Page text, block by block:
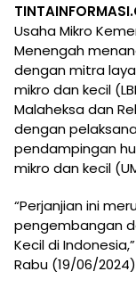
Usaha Mikro
Menengah
dengan mitra
mikro dan kecil
Malaheksa dan
dengan
pendampingan
mikro dan kecil
“Perjanjian ini
pengembangan
Kecil di
Rabu (19/06/